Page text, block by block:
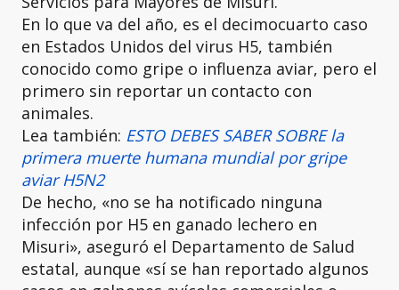
En lo que va del año, es el decimocuarto caso
en Estados Unidos del virus H5, también
conocido como gripe o influenza aviar, pero el
primero sin reportar un contacto con
animales.
Lea también: ESTO DEBES SABER SOBRE la
primera muerte humana mundial por gripe
aviar H5N2
De hecho, «no se ha notificado ninguna
infección por H5 en ganado lechero en
Misuri», aseguró el Departamento de Salud
estatal, aunque «sí se han reportado algunos